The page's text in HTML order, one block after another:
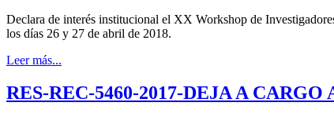
Declara de interés institucional el XX Workshop de
los días 26 y 27 de abril de 2018.
Leer más...
RES-REC-5460-2017-DEJA A